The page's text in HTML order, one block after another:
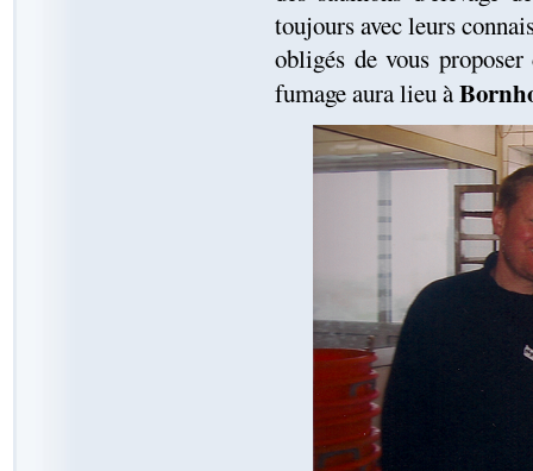
toujours avec leurs
obligés de vous
fumage aura lieu à